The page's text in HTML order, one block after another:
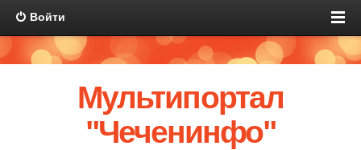
Войти
Мультипортал
"Чеченинфо"